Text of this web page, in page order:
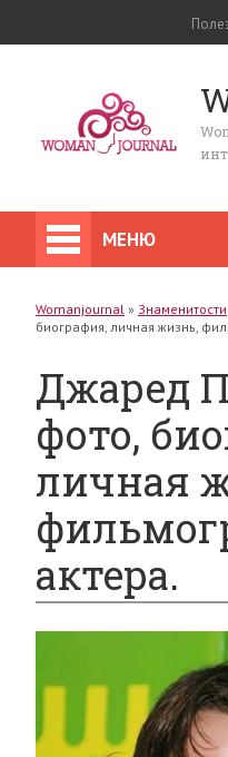
МЕНЮ
Womanjournal » Знаменитости
биография, личная жизнь,
Джаред
фото,
личная
актера.